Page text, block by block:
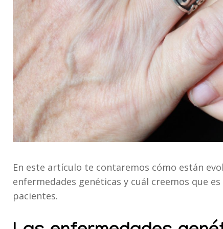
En este artículo te contaremos cómo están
enfermedades genéticas y cuál creemos que
pacientes.